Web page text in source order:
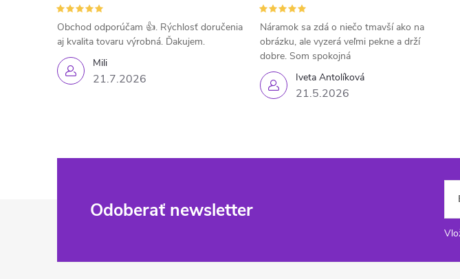
Mili
21.7.2026
Obchod odporúčam 👍. Rýchlosť doručenia
aj kvalita tovaru výrobná. Ďakujem.
Iveta Antolíková
21.5.2026
Náramok sa zdá o niečo tmavší ako na
obrázku, ale vyzerá veľmi pekne a drží
dobre. Som spokojná
Odoberať newsletter